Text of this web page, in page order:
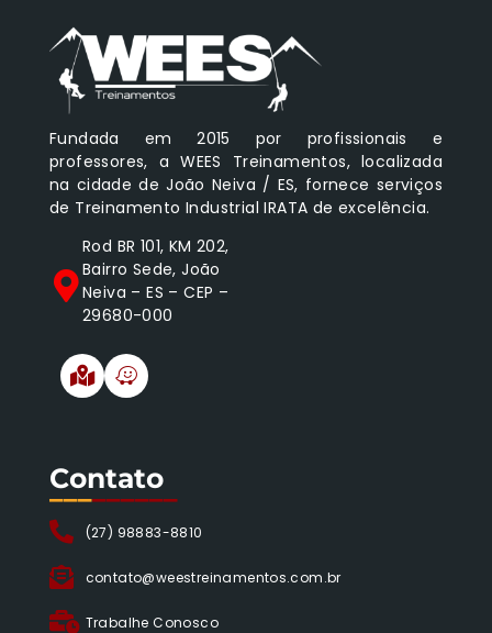
Fundada em 2015 por profissionais e
professores, a WEES Treinamentos, localizada
na cidade de João Neiva / ES, fornece serviços
de Treinamento Industrial IRATA de excelência.
Rod BR 101, KM 202,
Bairro Sede, João
Neiva – ES – CEP –
29680-000
Contato
(27) 98883-8810
contato@weestreinamentos.com.br
Trabalhe Conosco
_________